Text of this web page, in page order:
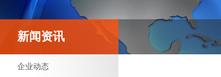
新闻资讯
企业动态